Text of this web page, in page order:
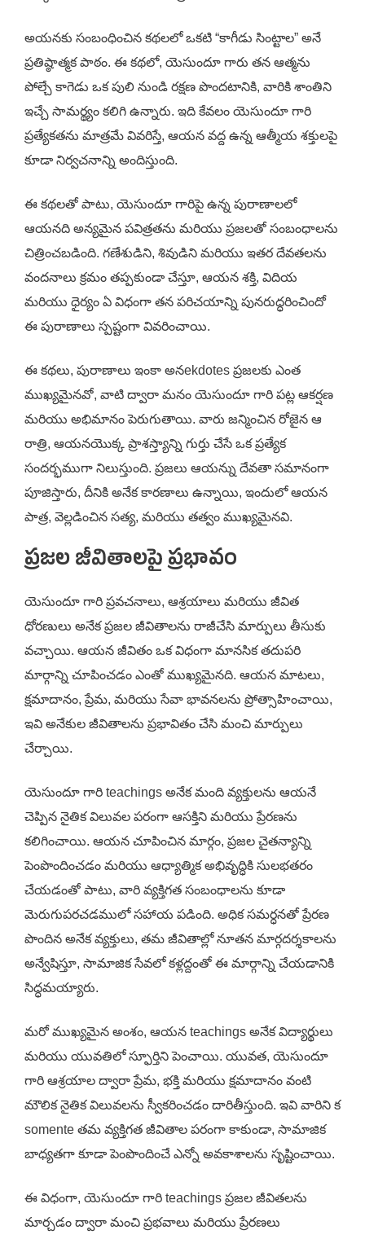
అయనకు సంబంధించిన కథలలో ఒకటి “కాగీడు సింట్టాల” అనే
ప్రతిష్ఠాత్మక పాఠం. ఈ కథలో, యెసుందూ గారు తన ఆత్మను
పోల్చే కాగెడు ఒక పులి నుండి రక్షణ పొందటానికి, వారికి శాంతిని
ఇచ్చే సామర్థ్యం కలిగి ఉన్నారు. ఇది కేవలం యెసుందూ గారి
ప్రత్యేకతను మాత్రమే వివరిస్తే, ఆయన వద్ద ఉన్న ఆత్మీయ శక్తులపై
కూడా నిర్వచనాన్ని అందిస్తుంది.
ఈ కథలతో పాటు, యెసుందూ గారిపై ఉన్న పురాణాలలో
ఆయనది అన్యమైన పవిత్రతను మరియు ప్రజలతో సంబంధాలను
చిత్రించబడింది. గణేశుడిని, శివుడిని మరియు ఇతర దేవతలను
వందనాలు క్రమం తప్పకుండా చేస్తూ, ఆయన శక్తి, విదియ
మరియు ధైర్యం ఏ విధంగా తన పరిచయాన్ని పునరుద్ధరించిందో
ఈ పురాణాలు స్పష్టంగా వివరించాయి.
ఈ కథలు, పురాణాలు ఇంకా అనekdotes ప్రజలకు ఎంత
ముఖ్యమైనవో, వాటి ద్వారా మనం యెసుందూ గారి పట్ల ఆకర్షణ
మరియు అభిమానం పెరుగుతాయి. వారు జన్మించిన రోజైన ఆ
రాత్రి, ఆయనయొక్క ప్రాశస్త్యాన్ని గుర్తు చేసే ఒక ప్రత్యేక
సందర్భముగా నిలుస్తుంది. ప్రజలు ఆయన్ను దేవతా సమానంగా
పూజిస్తారు, దీనికి అనేక కారణాలు ఉన్నాయి, ఇందులో ఆయన
పాత్ర, వెల్లడించిన సత్య, మరియు తత్వం ముఖ్యమైనవి.
ప్రజల జీవితాలపై ప్రభావం
యెసుందూ గారి ప్రవచనాలు, ఆశ్రయాలు మరియు జీవిత
ధోరణులు అనేక ప్రజల జీవితాలను రాజీచేసి మార్పులు తీసుకు
వచ్చాయి. ఆయన జీవితం ఒక విధంగా మానసిక తదుపరి
మార్గాన్ని చూపించడం ఎంతో ముఖ్యమైనది. ఆయన మాటలు,
క్షమాదానం, ప్రేమ, మరియు సేవా భావనలను ప్రోత్సాహించాయి,
ఇవి అనేకుల జీవితాలను ప్రభావితం చేసి మంచి మార్పులు
చేర్చాయి.
యెసుందూ గారి teachings అనేక మంది వ్యక్తులను ఆయనే
చెప్పిన నైతిక విలువల పరంగా ఆసక్తిని మరియు ప్రేరణను
కలిగించాయి. ఆయన చూపించిన మార్గం, ప్రజల చైతన్యాన్ని
పెంపొందించడం మరియు ఆధ్యాత్మిక అభివృద్ధికి సులభతరం
చేయడంతో పాటు, వారి వ్యక్తిగత సంబంధాలను కూడా
మెరుగుపరచడములో సహాయ పడింది. అధిక సమర్ధనతో ప్రేరణ
పొందిన అనేక వ్యక్తులు, తమ జీవితాల్లో నూతన మార్గదర్శకాలను
అన్వేషిస్తూ, సామాజిక సేవలో కళ్లద్దంతో ఈ మార్గాన్ని చేయడానికి
సిద్ధమయ్యారు.
మరో ముఖ్యమైన అంశం, ఆయన teachings అనేక విద్యార్థులు
మరియు యువతిలో స్ఫూర్తిని పెంచాయి. యువత, యెసుందూ
గారి ఆశ్రయాల ద్వారా ప్రేమ, భక్తి మరియు క్షమాదానం వంటి
మౌలిక నైతిక విలువలను స్వీకరించడం దారితీస్తుంది. ఇవి వారిని క
somente తమ వ్యక్తిగత జీవితాల పరంగా కాకుండా, సామాజిక
బాధ్యతగా కూడా పెంపొందించే ఎన్నో అవకాశాలను సృష్టించాయి.
ఈ విధంగా, యెసుందూ గారి teachings ప్రజల జీవితలను
మార్చడం ద్వారా మంచి ప్రభవాలు మరియు ప్రేరణలు